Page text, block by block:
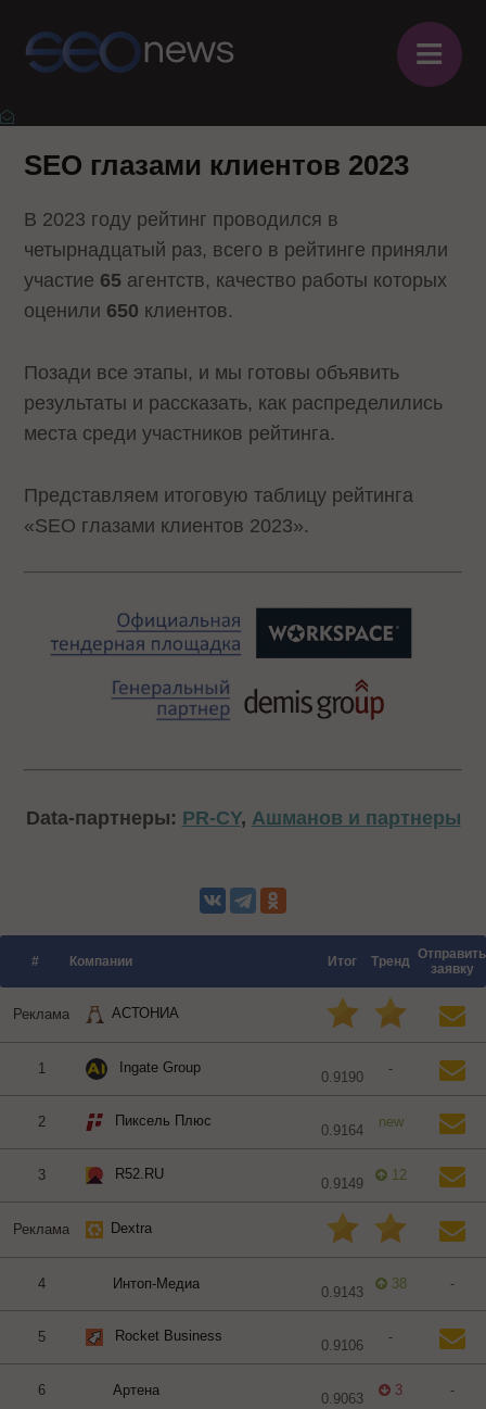
≡
SEO глазами клиентов 2023
В 2023 году рейтинг проводился в
четырнадцатый раз, всего в рейтинге приняли
участие 65 агентств, качество работы которых
оценили 650 клиентов.
Позади все этапы, и мы готовы объявить
результаты и рассказать, как распределились
места среди участников рейтинга.
Представляем итоговую таблицу рейтинга
«SEO глазами клиентов 2023».
Data-партнеры: PR-CY, Ашманов и партнеры
# Компании Итог Тренд Отправить
заявку
Реклама АСТОНИА
1 Ingate Group
0.9190
-
2 Пиксель Плюс
0.9164
new
3 R52.RU
0.9149
12
Реклама Dextra
4 Интоп-Медиа
0.9143
38 -
5 Rocket Business
0.9106
-
6 Артена
0.9063
3 -